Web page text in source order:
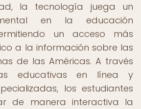
la tecnología juega un
en la educación
un acceso más
a la información sobre las
de las Américas. A través
educativas en línea y
los estudiantes
de manera interactiva la